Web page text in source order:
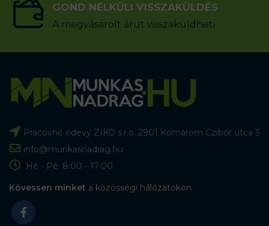
GOND NÉLKÜLI VISSZAKÜLDÉS
A megvásárolt árut visszaküldheti
Pracovné odevy ZIKO s.r.o. 2901 Komárom Czibor utca 3
info@munkasnadrag.hu
Hé - Pé: 8:00 - 17:00
Kövessen minket a közösségi hálózatokon